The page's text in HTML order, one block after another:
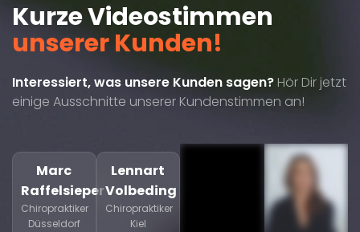
Kurze Videostimmen
unserer Kunden!
Interessiert, was unsere Kunden sagen?Hör Dir jetzt
einige Ausschnitte unserer Kundenstimmen an!
Marc
Raffelsieper
Chiropraktiker
Düsseldorf
Lennart
Volbeding
Chiropraktiker
Kiel